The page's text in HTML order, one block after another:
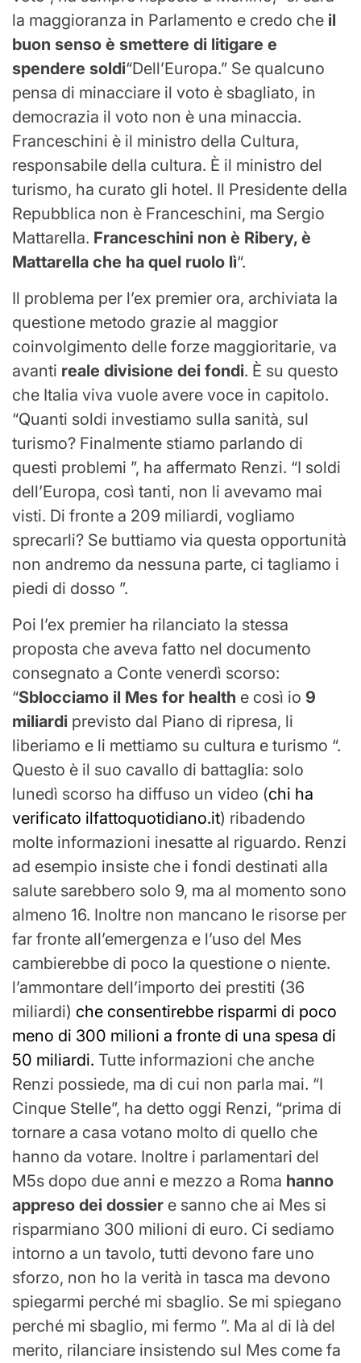
la maggioranza in Parlamento e credo che il
buon senso è smettere di litigare e
spendere soldi“Dell’Europa.” Se qualcuno
pensa di minacciare il voto è sbagliato, in
democrazia il voto non è una minaccia.
Franceschini è il ministro della Cultura,
responsabile della cultura. È il ministro del
turismo, ha curato gli hotel. Il Presidente della
Repubblica non è Franceschini, ma Sergio
Mattarella. Franceschini non è Ribery, è
Mattarella che ha quel ruolo lì“.
Il problema per l’ex premier ora, archiviata la
questione metodo grazie al maggior
coinvolgimento delle forze maggioritarie, va
avanti reale divisione dei fondi. È su questo
che Italia viva vuole avere voce in capitolo.
“Quanti soldi investiamo sulla sanità, sul
turismo? Finalmente stiamo parlando di
questi problemi ”, ha affermato Renzi. “I soldi
dell’Europa, così tanti, non li avevamo mai
visti. Di fronte a 209 miliardi, vogliamo
sprecarli? Se buttiamo via questa opportunità
non andremo da nessuna parte, ci tagliamo i
piedi di dosso ”.
Poi l’ex premier ha rilanciato la stessa
proposta che aveva fatto nel documento
consegnato a Conte venerdì scorso:
“Sblocciamo il Mes for health e così io 9
miliardi previsto dal Piano di ripresa, li
liberiamo e li mettiamo su cultura e turismo “.
Questo è il suo cavallo di battaglia: solo
lunedì scorso ha diffuso un video (chi ha
verificato ilfattoquotidiano.it) ribadendo
molte informazioni inesatte al riguardo. Renzi
ad esempio insiste che i fondi destinati alla
salute sarebbero solo 9, ma al momento sono
almeno 16. Inoltre non mancano le risorse per
far fronte all’emergenza e l’uso del Mes
cambierebbe di poco la questione o niente.
l’ammontare dell’importo dei prestiti (36
miliardi) che consentirebbe risparmi di poco
meno di 300 milioni a fronte di una spesa di
50 miliardi. Tutte informazioni che anche
Renzi possiede, ma di cui non parla mai. “I
Cinque Stelle”, ha detto oggi Renzi, “prima di
tornare a casa votano molto di quello che
hanno da votare. Inoltre i parlamentari del
M5s dopo due anni e mezzo a Roma hanno
appreso dei dossier e sanno che ai Mes si
risparmiano 300 milioni di euro. Ci sediamo
intorno a un tavolo, tutti devono fare uno
sforzo, non ho la verità in tasca ma devono
spiegarmi perché mi sbaglio. Se mi spiegano
perché mi sbaglio, mi fermo ”. Ma al di là del
merito, rilanciare insistendo sul Mes come fa